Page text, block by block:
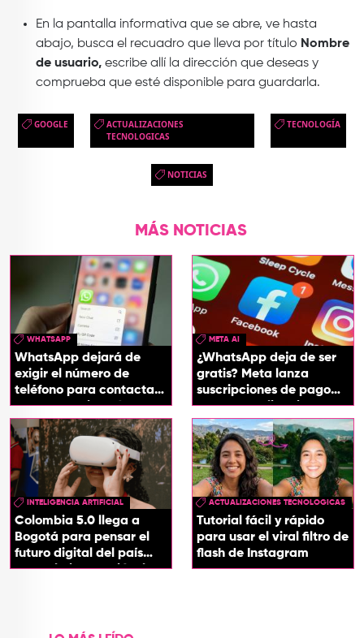
En la pantalla informativa que se abre, ve hasta
abajo, busca el recuadro que lleva por título Nombre
de usuario, escribe allí la dirección que deseas y
comprueba que esté disponible para guardarla.
GOOGLE
ACTUALIZACIONES
TECNOLOGICAS
TECNOLOGÍA
NOTICIAS
MÁS NOTICIAS
WHATSAPP
WhatsApp dejará de
exigir el número de
teléfono para contactar
a otro usuario: así
funcionará
META AI
¿WhatsApp deja de ser
gratis? Meta lanza
suscripciones de pago
para sus aplicaciones
INTELIGENCIA ARTIFICIAL
Colombia 5.0 llega a
Bogotá para pensar el
futuro digital del país
desde la innovación, la
ACTUALIZACIONES TECNOLOGICAS
Tutorial fácil y rápido
para usar el viral filtro de
flash de Instagram